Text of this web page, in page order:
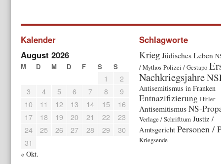
Kalender
August 2026
M D M D F S S
1
2
3
4 5 6 7 8
9
10
11 12 13 14 15
16
17
18 19 20 21 22
23
24
25 26 27 28 29
30
31
« Okt.
Schlagworte
KriegJüdisches Leben
/ Mythos Polizei / Gestapo
Nachkriegsjahre
Antisemitismus in Franken
Entnazifizierung Hitler
AntisemitismusNS-
Verlage / Schrifttum Justiz /
Amtsgericht Personen /
Kriegsende